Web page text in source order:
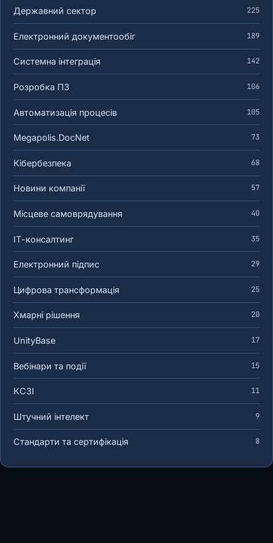
Державний сектор 225
Електронний документообіг 189
Системна інтеграція 142
Розробка ПЗ 106
Автоматизація процесів 105
Megapolis.DocNet 73
Кібербезпека 68
Новини компанії 57
Місцеве самоврядування 40
ІТ-консалтинг 35
Електронний підпис 29
Цифрова трансформація 25
Хмарні рішення 20
UnityBase 17
Вебінари та події 15
КСЗІ 11
Штучний інтелект 9
Стандарти та сертифікація 8